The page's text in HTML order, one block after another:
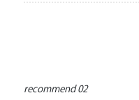
recommend 02